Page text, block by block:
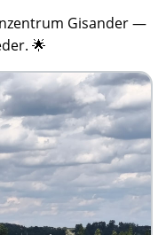
Gisander —
🌟